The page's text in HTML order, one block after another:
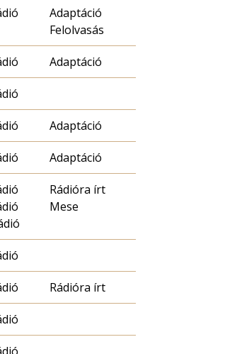
Adaptáció
Felolvasás
Adaptáció
Adaptáció
Adaptáció
Rádióra írt
Mese
Rádióra írt